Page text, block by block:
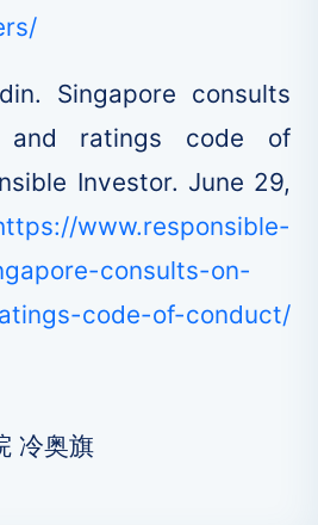
Singapore consults
and ratings code of
Investor. June 29,
www.responsible-
consults-on-
code-of-conduct/
冷奥旗